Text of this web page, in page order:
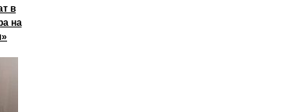
в
на